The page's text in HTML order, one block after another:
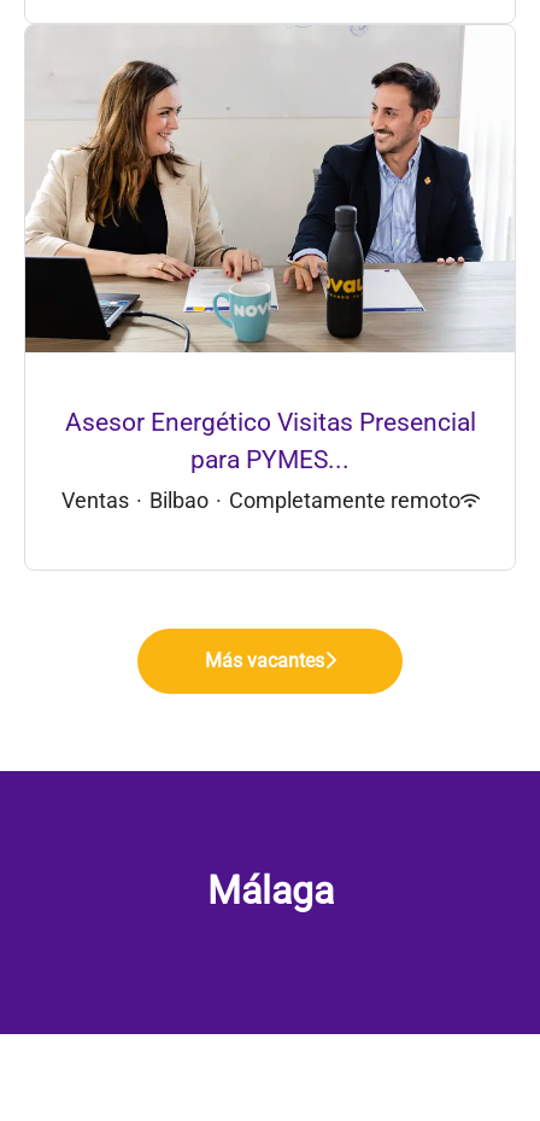
Asesor Energético Visitas Presencial
para PYMES...
Ventas · Bilbao · Completamente remoto
Más vacantes
Málaga